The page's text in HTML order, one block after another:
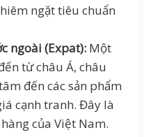
ngặt tiêu chuẩn
ngoài (Expat):Một
từ châu Á, châu
đến các sản phẩm
cạnh tranh. Đây là
của Việt Nam.